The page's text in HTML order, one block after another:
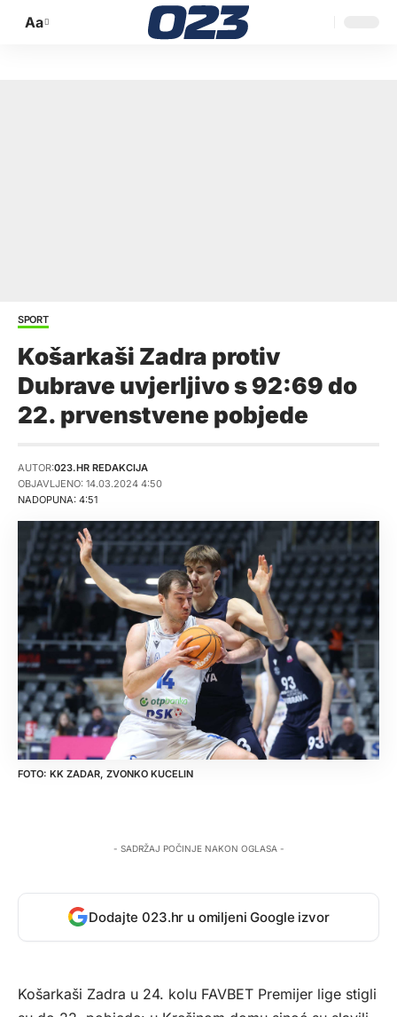
Promijeni
Aa
SPORT
Košarkaši Zadra protiv
Dubrave uvjerljivo s 92:69 do
22. prvenstvene pobjede
NADOPUNA: 4:51
AUTOR:023.HR REDAKCIJA
OBJAVLJENO: 14.03.2024 4:50
KK ZADAR, ZVONKO KUCELIN
- SADRŽAJ POČINJE NAKON OGLASA -
Dodajte 023.hr u omiljeni Google izvor
Košarkaši Zadra u 24. kolu FAVBET Premijer lige stigli